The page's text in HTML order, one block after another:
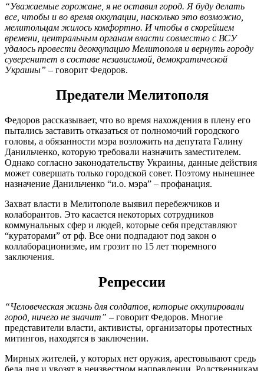
“Уважаемые горожане, я не оставил город. Я буду делать
все, чтобы и во время оккупации, насколько это возможно,
мелитольцам жилось комфортно. И чтобы в скорейшем
времени, центральным органам власти совместно с ВСУ
удалось провести деоккупацию Мелитополя и вернуть городу
суверенитет в составе независимой, демократической
Украины” – говорит Федоров.
Предатели Мелитополя
Федоров рассказывает, что во время нахождения в плену его
пытались заставить отказаться от полномочий городского
головы, а обязанности мэра возложить на депутата Галину
Данильченко, которую требовали назначить заместителем.
Однако согласно законодательству Украины, данные действия
может совершать только городской совет. Поэтому нынешнее
назначение Данильченко “и.о. мэра” – профанация.
Захват власти в Мелитополе выявил перебежчиков и
колаборантов. Это касается некоторых сотрудников
коммунальных сфер и людей, которые себя представляют
“кураторами” от рф. Все они подпадают под закон о
коллаборационизме, им грозит по 15 лет тюремного
заключения.
Репрессии
“Человеческая жизнь для солдатов, которые оккупировали
город, ничего не значит” – говорит Федоров. Многие
представители власти, активисты, организаторы протестных
митингов, находятся в заключении.
Мирных жителей, у которых нет оружия, арестовывают средь